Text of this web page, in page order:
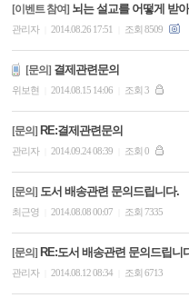
[이벤트 참여] 뇌는 설교를 어떻게 받
관리자 2014.08.26 17:51 조회 8509
[문의] 결제관련문의
위보현 2014.08.15 14:06 조회 3
[문의] RE:결제관련문의
관리자 2014.09.24 08:39 조회 0
[문의] 도서 배송관련 문의드립니다.
최근영 2014.08.08 00:07 조회 7335
[문의] RE:도서 배송관련 문의드립니
관리자 2014.08.12 08:34 조회 6713